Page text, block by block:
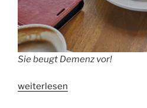
Sie beugt Demenz vor!
„Studie:
weiterlesen